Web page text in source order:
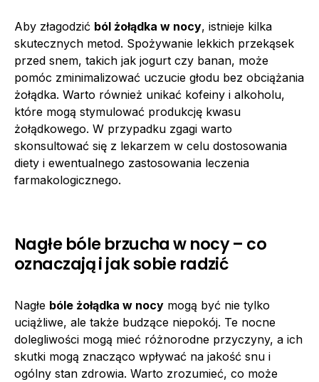
Aby złagodzić ból żołądka w nocy, istnieje kilka
skutecznych metod. Spożywanie lekkich przekąsek
przed snem, takich jak jogurt czy banan, może
pomóc zminimalizować uczucie głodu bez obciążania
żołądka. Warto również unikać kofeiny i alkoholu,
które mogą stymulować produkcję kwasu
żołądkowego. W przypadku zgagi warto
skonsultować się z lekarzem w celu dostosowania
diety i ewentualnego zastosowania leczenia
farmakologicznego.
Nagłe bóle brzucha w nocy – co
oznaczają i jak sobie radzić
Nagłe bóle żołądka w nocy mogą być nie tylko
uciążliwe, ale także budzące niepokój. Te nocne
dolegliwości mogą mieć różnorodne przyczyny, a ich
skutki mogą znacząco wpływać na jakość snu i
ogólny stan zdrowia. Warto zrozumieć, co może